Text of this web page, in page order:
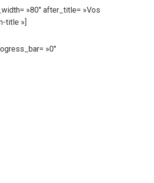
»80″ after_title= »Vos
title »]
»0″